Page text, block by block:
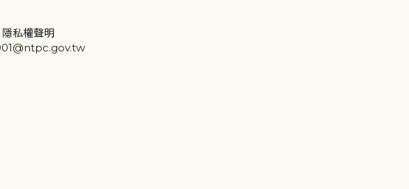
隱私權聲明